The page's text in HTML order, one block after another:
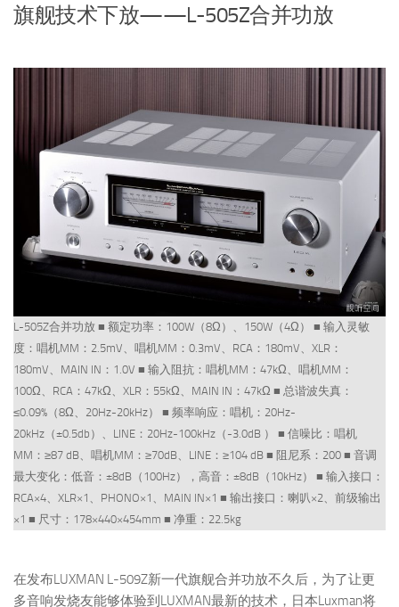
旗舰技术下放——L-505Z合并功放
L-505Z合并功放 ■ 额定功率：100W（8Ω）、150W（4Ω） ■ 输入灵敏
度：唱机MM：2.5mV、唱机MM：0.3mV、RCA：180mV、XLR：
180mV、MAIN IN：1.0V ■ 输入阻抗：唱机MM：47kΩ、唱机MM：
100Ω、RCA：47kΩ、XLR：55kΩ、MAIN IN：47kΩ ■ 总谐波失真：
≤0.09%（8Ω、20Hz-20kHz） ■ 频率响应：唱机：20Hz-
20kHz（±0.5db）、LINE：20Hz-100kHz（-3.0dB ） ■ 信噪比：唱机
MM：≥87 dB、唱机MM：≥70dB、LINE：≥104 dB ■ 阻尼系：200 ■ 音调
最大变化：低音：±8dB（100Hz），高音：±8dB（10kHz） ■ 输入接口：
RCA×4、XLR×1、PHONO×1、MAIN IN×1 ■ 输出接口：喇叭×2、前级输出
×1 ■ 尺寸：178×440×454mm ■ 净重：22.5kg
在发布LUXMAN L-509Z新一代旗舰合并功放不久后，为了让更
多音响发烧友能够体验到LUXMAN最新的技术，日本Luxman将